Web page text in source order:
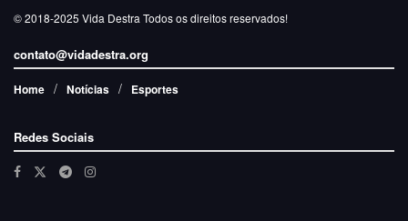
© 2018-2025 Vida Destra Todos os direitos reservados!
contato@vidadestra.org
Home Notícias Esportes
Redes Sociais